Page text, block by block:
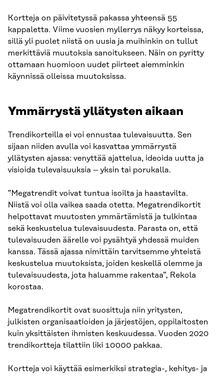
Kortteja on päivitetyssä pakassa yhteensä 55
kappaletta. Viime vuosien myllerrys näkyy korteissa,
sillä yli puolet niistä on uusia ja muihinkin on tullut
merkittäviä muutoksia sanoitukseen. Näin on pyritty
ottamaan huomioon uudet piirteet aiemminkin
käynnissä olleissa muutoksissa.
Ymmärrystä yllätysten aikaan
Trendikorteilla ei voi ennustaa tulevaisuutta. Sen
sijaan niiden avulla voi kasvattaa ymmärrystä
yllätysten ajassa: venyttää ajattelua, ideoida uutta ja
visioida tulevaisuuksia – yksin tai porukalla.
”Megatrendit voivat tuntua isoilta ja haastavilta.
Niistä voi olla vaikea saada otetta. Megatrendikortit
helpottavat muutosten ymmärtämistä ja tulkintaa
sekä keskustelua tulevaisuudesta. Parasta on, että
tulevaisuuden äärelle voi pysähtyä yhdessä muiden
kanssa. Tässä ajassa nimittäin tarvitsemme yhteistä
keskustelua muutoksista, joiden keskellä olemme ja
tulevaisuudesta, jota haluamme rakentaa”, Rekola
korostaa.
Megatrendikortit ovat suosittuja niin yritysten,
julkisten organisaatioiden ja järjestöjen, oppilaitosten
kuin yksittäisten ihmisten keskuudessa. Vuoden 2020
trendikortteja tilattiin liki 10000 pakkaa.
Kortteja voi käyttää esimerkiksi strategia-, kehitys- ja